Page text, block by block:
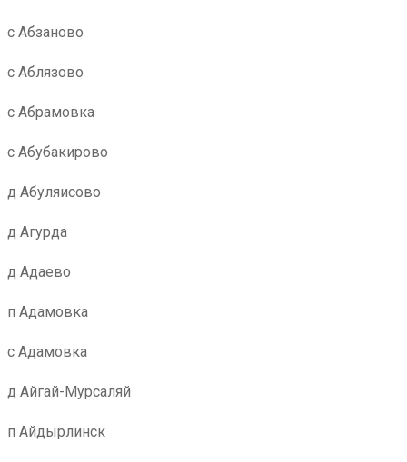
с Абзаново
с Аблязово
с Абрамовка
с Абубакирово
д Абуляисово
д Агурда
д Адаево
п Адамовка
с Адамовка
д Айгай-Мурсаляй
п Айдырлинск